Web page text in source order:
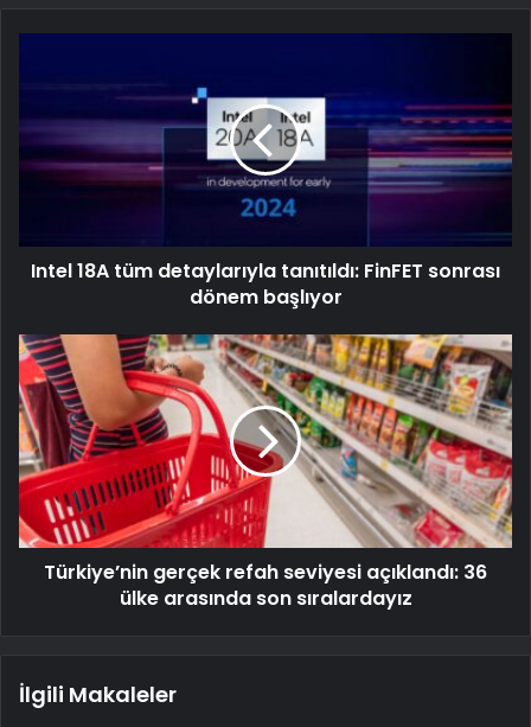
Intel 18A tüm detaylarıyla tanıtıldı: FinFET sonrası
dönem başlıyor
Türkiye’nin gerçek refah seviyesi açıklandı: 36
ülke arasında son sıralardayız
İlgili Makaleler